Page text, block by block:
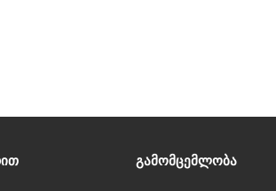
Გამომცემლობა